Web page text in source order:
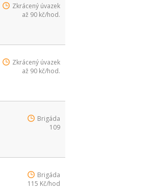
Zkrácený úvazek
až 90 kč/hod.
Zkrácený úvazek
až 90 kč/hod.
Brigáda
109
Brigáda
115 Kč/hod